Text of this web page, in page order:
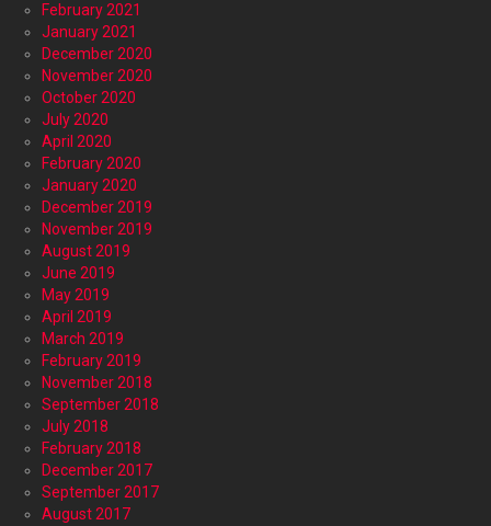
February 2021
January 2021
December 2020
November 2020
October 2020
July 2020
April 2020
February 2020
January 2020
December 2019
November 2019
August 2019
June 2019
May 2019
April 2019
March 2019
February 2019
November 2018
September 2018
July 2018
February 2018
December 2017
September 2017
August 2017